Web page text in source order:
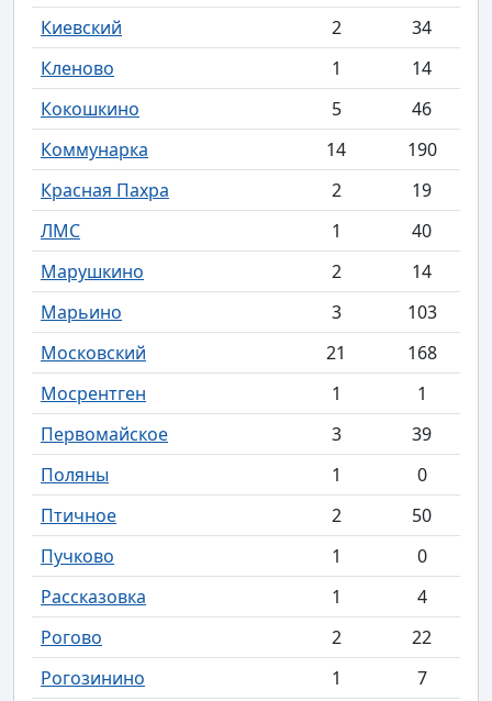
Киевский
2
34
Кленово
1
14
Кокошкино
5
46
Коммунарка
14
190
Красная Пахра
2
19
ЛМС
1
40
Марушкино
2
14
Марьино
3
103
Московский
21
168
Мосрентген
1
1
Первомайское
3
39
Поляны
1
0
Птичное
2
50
Пучково
1
0
Рассказовка
1
4
Рогово
2
22
Рогозинино
1 7